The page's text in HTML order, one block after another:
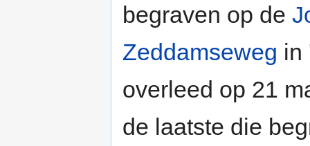
begraven op de
Zeddamseweg in
overleed op 21
de laatste die